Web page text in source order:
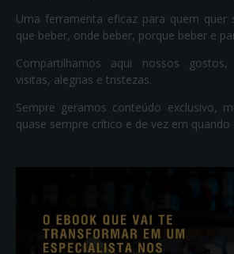
Uma ferramenta eficaz para quem quer
que beber, onde beber, porque beber e
Compartilhamos aqui nossos gostos,
visitas, alegrias e tristezas.
Sempre geramos conteúdo exclusivo,
quase sempre crítico e de vez em quando